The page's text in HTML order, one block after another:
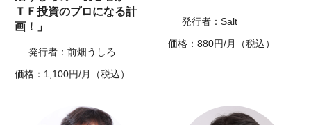
ＴＦ投資のプロになる計
画！」
発行者：前畑うしろ
価格：1,100円/月（税込）
発行者：Salt
価格：880円/月（税込）